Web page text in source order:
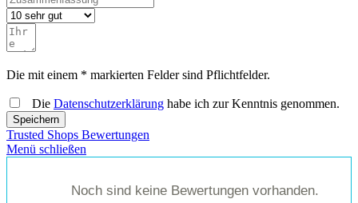
Die mit einem * markierten Felder sind Pflichtfelder.
Die Datenschutzerklärung habe ich zur Kenntnis genommen.
Speichern
Trusted Shops Bewertungen
Menü schließen
Noch sind keine Bewertungen vorhanden.